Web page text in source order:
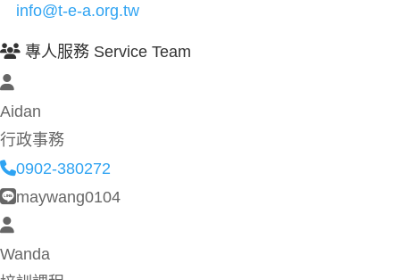
info@t-e-a.org.tw
專人服務 Service Team
Aidan
行政事務
0902-380272
maywang0104
Wanda